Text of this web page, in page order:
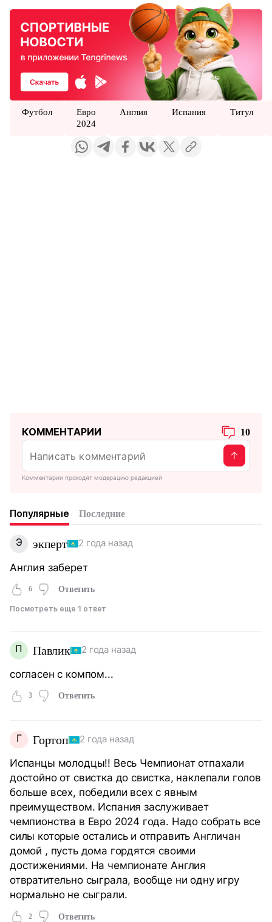
Футбол
Евро
2024
Англия Испания Титул
КОММЕНТАРИИ 10
Комментарии проходят модерацию редакцией
Популярные Последние
Э экперт 2 года назад
Англия заберет
6 Ответить
Посмотреть еще 1 ответ
П Павлик 2 года назад
согласен с компом...
3 Ответить
Г Гортоп 2 года назад
Испанцы молодцы!! Весь Чемпионат отпахали
достойно от свистка до свистка, наклепали голов
больше всех, победили всех с явным
преимуществом. Испания заслуживает
чемпионства в Евро 2024 года. Надо собрать все
силы которые остались и отправить Англичан
домой , пусть дома гордятся своими
достижениями. На чемпионате Англия
отвратительно сыграла, вообще ни одну игру
нормально не сыграли.
2 Ответить